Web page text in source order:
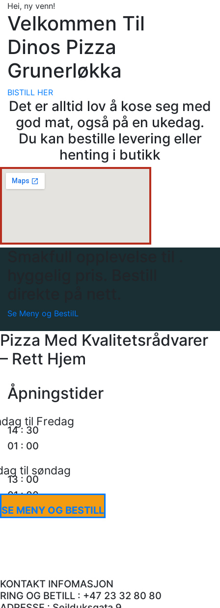
Hei, ny venn!
Velkommen Til
Dinos Pizza
Grunerløkka
BISTILL HER
Det er alltid lov å kose seg med
god mat, også på en ukedag.
Du kan bestille levering eller
henting i butikk
Se Meny og BestilL
Pizza Med Kvalitetsrådvarer
– Rett Hjem
Åpningstider
til Fredag
14: 30
01 : 00
til søndag
13 : 00
01: 00
SE MENY OG BESTILL
KONTAKT INFOMASJON
RING OG BETILL : +47 23 32 80 80